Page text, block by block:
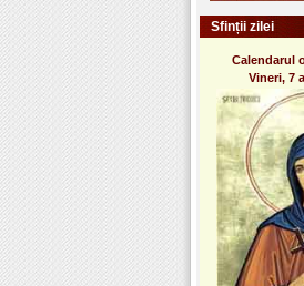
Sfinții zilei
Calendarul
Vineri, 7